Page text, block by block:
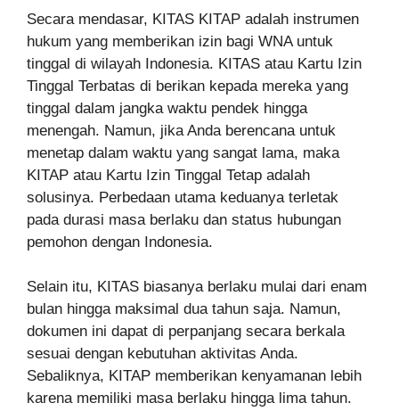
Secara mendasar, KITAS KITAP adalah instrumen
hukum yang memberikan izin bagi WNA untuk
tinggal di wilayah Indonesia. KITAS atau Kartu Izin
Tinggal Terbatas di berikan kepada mereka yang
tinggal dalam jangka waktu pendek hingga
menengah. Namun, jika Anda berencana untuk
menetap dalam waktu yang sangat lama, maka
KITAP atau Kartu Izin Tinggal Tetap adalah
solusinya. Perbedaan utama keduanya terletak
pada durasi masa berlaku dan status hubungan
pemohon dengan Indonesia.
Selain itu, KITAS biasanya berlaku mulai dari enam
bulan hingga maksimal dua tahun saja. Namun,
dokumen ini dapat di perpanjang secara berkala
sesuai dengan kebutuhan aktivitas Anda.
Sebaliknya, KITAP memberikan kenyamanan lebih
karena memiliki masa berlaku hingga lima tahun.